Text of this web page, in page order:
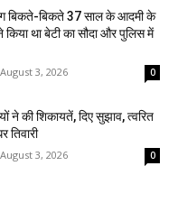
बिकते-बिकते 37 साल के आदमी के
किया था बेटी का सौदा और पुलिस में
August 3, 2026 0
ने की शिकायतें, दिए सुझाव, त्वरित
तिवारी
August 3, 2026 0